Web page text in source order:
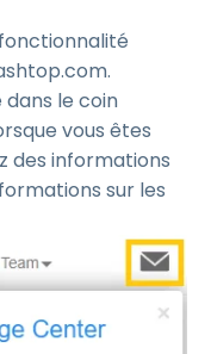
dans le coin
vous êtes
des informations
sur les